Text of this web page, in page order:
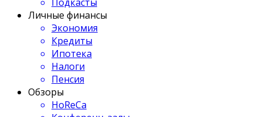
Личные финансы
Экономия
Кредиты
Ипотека
Налоги
Пенсия
Обзоры
HoReCa